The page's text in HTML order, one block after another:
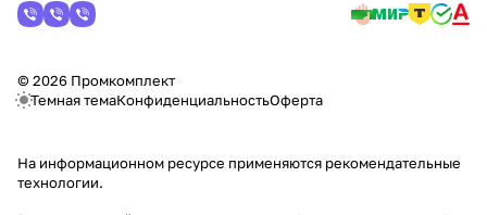
© 2026 Промкомплект
Темная темаКонфиденциальностьОферта
На информационном ресурсе применяются рекомендательные
технологии.